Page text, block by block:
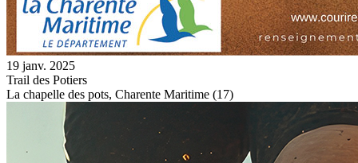
19 janv. 2025
Trail des Potiers
La chapelle des pots, Charente Maritime (17)